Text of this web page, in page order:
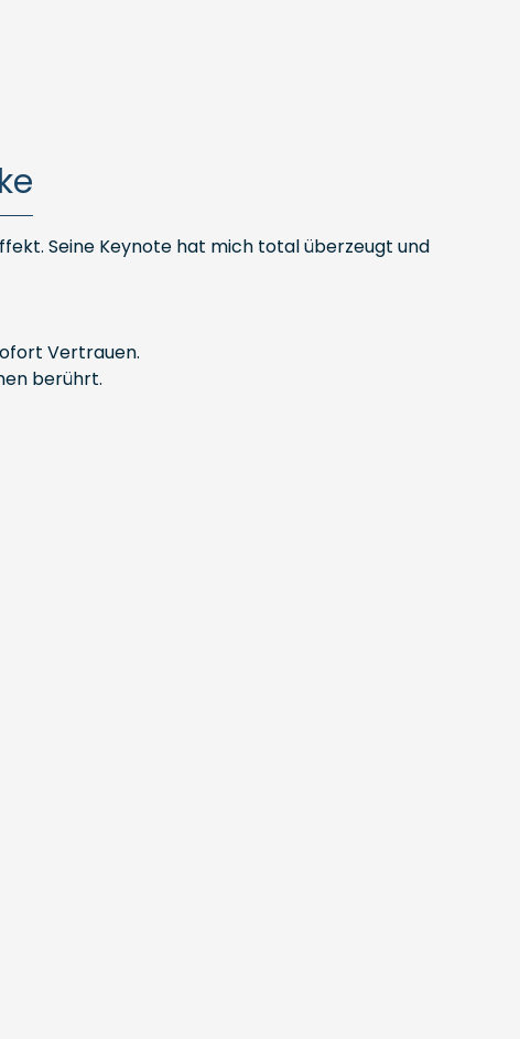
Seine Keynote hat mich total überzeugt und
Vertrauen.
berührt.